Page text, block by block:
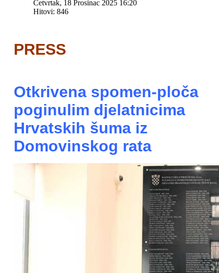
Četvrtak, 18 Prosinac 2025 16:20
Hitovi: 846
PRESS
Otkrivena spomen-ploča
poginulim djelatnicima
Hrvatskih šuma iz
Domovinskog rata